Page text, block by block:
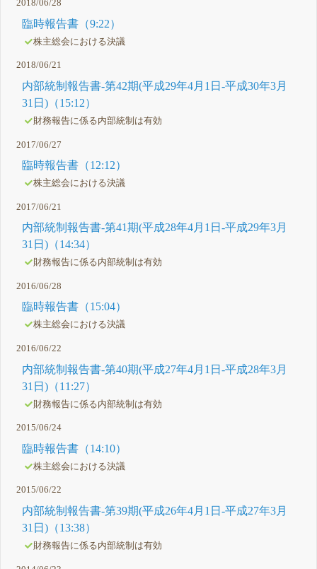
2018/06/28
臨時報告書（9:22）
株主総会における決議
2018/06/21
内部統制報告書-第42期(平成29年4月1日-平成30年3月
31日)（15:12）
財務報告に係る内部統制は有効
2017/06/27
臨時報告書（12:12）
株主総会における決議
2017/06/21
内部統制報告書-第41期(平成28年4月1日-平成29年3月
31日)（14:34）
財務報告に係る内部統制は有効
2016/06/28
臨時報告書（15:04）
株主総会における決議
2016/06/22
内部統制報告書-第40期(平成27年4月1日-平成28年3月
31日)（11:27）
財務報告に係る内部統制は有効
2015/06/24
臨時報告書（14:10）
株主総会における決議
2015/06/22
内部統制報告書-第39期(平成26年4月1日-平成27年3月
31日)（13:38）
財務報告に係る内部統制は有効